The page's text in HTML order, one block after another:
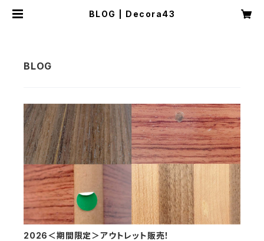
BLOG | Decora43
2026＜期間限定＞アウトレット販売！